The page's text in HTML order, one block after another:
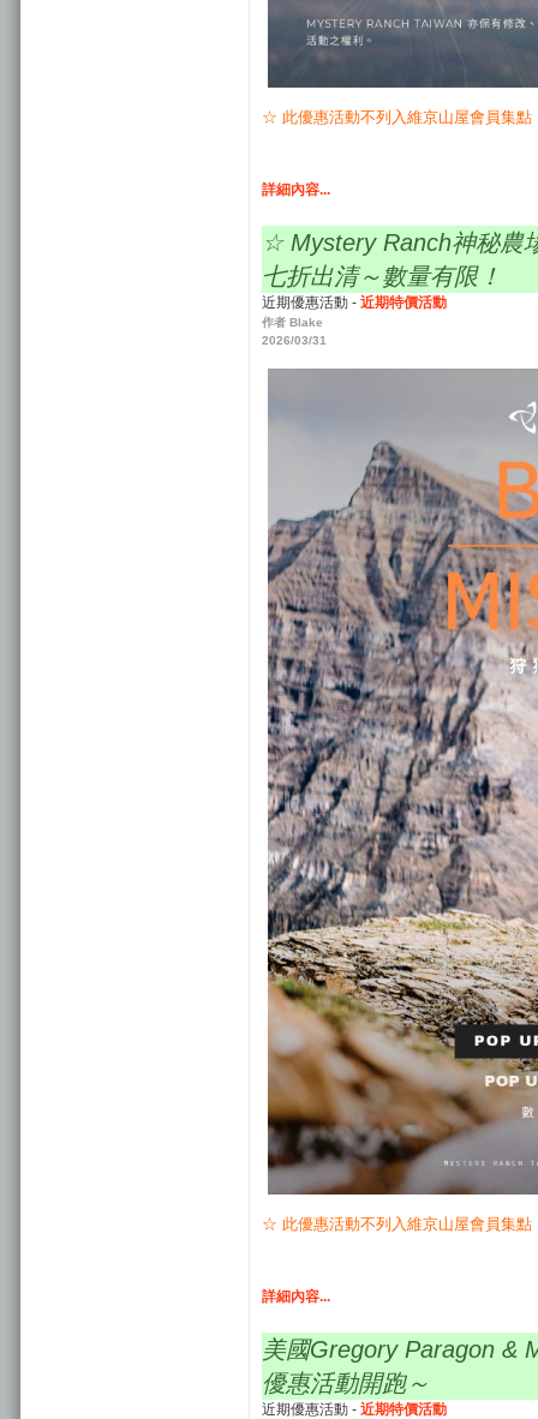
☆ 此優惠活動不列入維京山屋會員集點
詳細內容...
☆ Mystery Ranch神秘農
七折出清～數量有限！
近期優惠活動 - 近期特價活動
作者 Blake
2026/03/31
☆ 此優惠活動不列入維京山屋會員集點
詳細內容...
美國Gregory Paragon &
優惠活動開跑～
近期優惠活動 - 近期特價活動